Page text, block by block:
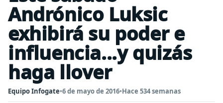
Andrónico Luksic
exhibirá su poder e
influencia...y quizás
haga llover
Equipo Infogate•6 de mayo de 2016•Hace 534 semanas